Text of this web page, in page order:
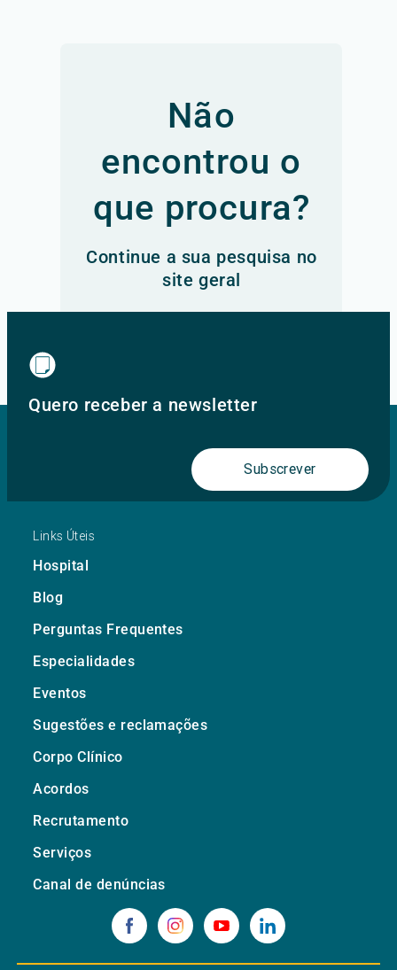
Não
encontrou o
que procura?
Continue a sua pesquisa no
site geral
Quero receber a newsletter
Subscrever
Links Úteis
Hospital
Blog
Perguntas Frequentes
Especialidades
Eventos
Sugestões e reclamações
Corpo Clínico
Acordos
Recrutamento
Serviços
Canal de denúncias